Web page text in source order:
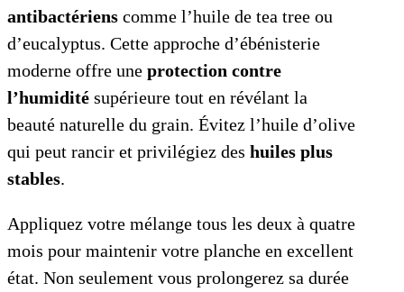
antibactériens comme l’huile de tea tree ou
d’eucalyptus. Cette approche d’ébénisterie
moderne offre une protection contre
l’humidité supérieure tout en révélant la
beauté naturelle du grain. Évitez l’huile d’olive
qui peut rancir et privilégiez des huiles plus
stables.
Appliquez votre mélange tous les deux à quatre
mois pour maintenir votre planche en excellent
état. Non seulement vous prolongerez sa durée